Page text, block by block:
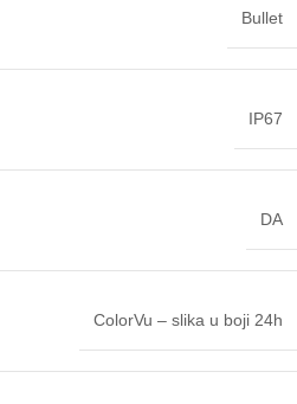
Bullet
IP67
DA
ColorVu – slika u boji 24h